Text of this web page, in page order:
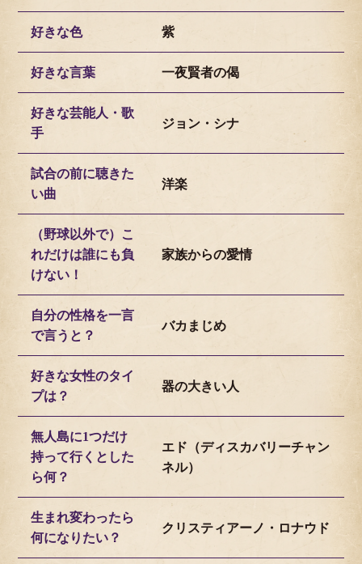
好きな色 紫
好きな言葉 一夜賢者の偈
好きな芸能人・歌
手
ジョン・シナ
試合の前に聴きた
い曲
洋楽
（野球以外で）こ
れだけは誰にも負
けない！
家族からの愛情
自分の性格を一言
で言うと？
バカまじめ
好きな女性のタイ
プは？
器の大きい人
無人島に1つだけ
持って行くとした
ら何？
エド（ディスカバリーチャン
ネル）
生まれ変わったら
何になりたい？
クリスティアーノ・ロナウド